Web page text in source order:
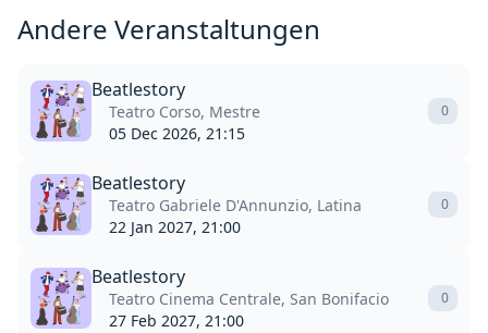
Andere Veranstaltungen
Beatlestory
Teatro Corso, Mestre
05 Dec 2026, 21:15
0
Beatlestory
Teatro Gabriele D'Annunzio, Latina
22 Jan 2027, 21:00
0
Beatlestory
Teatro Cinema Centrale, San Bonifacio
27 Feb 2027, 21:00
0